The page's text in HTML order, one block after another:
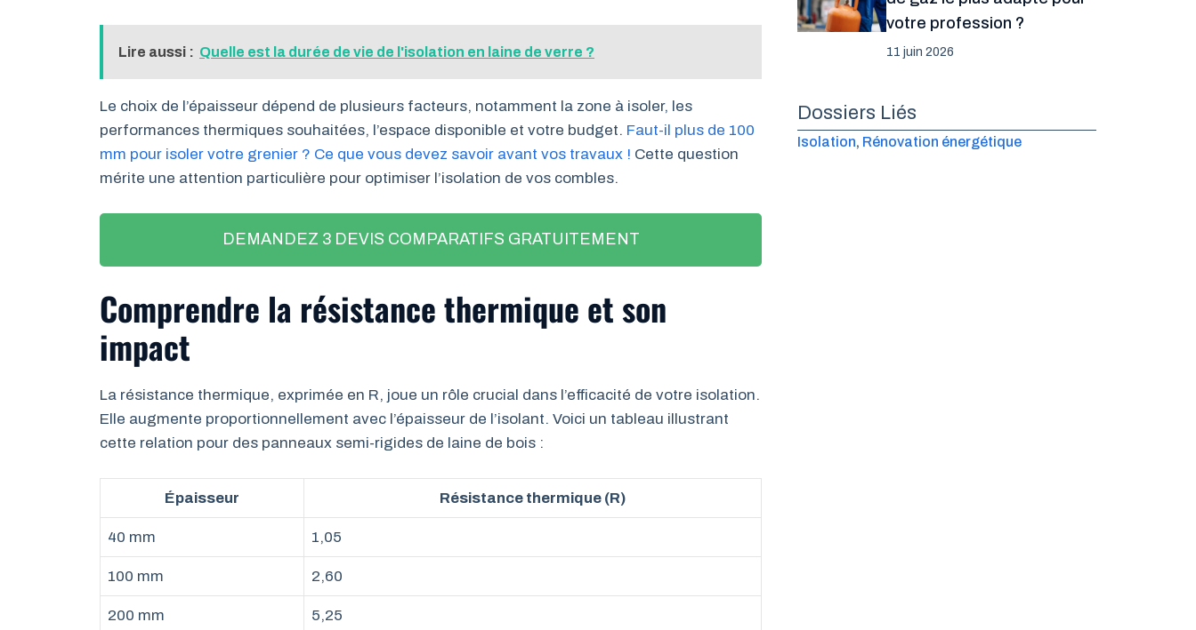
Lire aussi : Quelle est la durée de vie de l'isolation en laine de verre ?
Le choix de l’épaisseur dépend de plusieurs facteurs, notamment la zone à isoler, les
performances thermiques souhaitées, l’espace disponible et votre budget. Faut-il plus de 100
mm pour isoler votre grenier ? Ce que vous devez savoir avant vos travaux ! Cette question
mérite une attention particulière pour optimiser l’isolation de vos combles.
DEMANDEZ 3 DEVIS COMPARATIFS GRATUITEMENT
Comprendre la résistance thermique et son
impact
La résistance thermique, exprimée en R, joue un rôle crucial dans l’efficacité de votre isolation.
Elle augmente proportionnellement avec l’épaisseur de l’isolant. Voici un tableau illustrant
cette relation pour des panneaux semi-rigides de laine de bois :
Épaisseur Résistance thermique (R)
40 mm 1,05
100 mm 2,60
200 mm 5,25
votre profession ?
11 juin 2026
Dossiers Liés
Isolation, Rénovation énergétique